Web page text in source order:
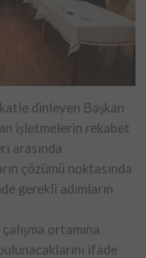
dinleyen Başkan
işletmelerin rekabet
arasında
çözümü noktasında
gerekli adımların
ortamına
ifade